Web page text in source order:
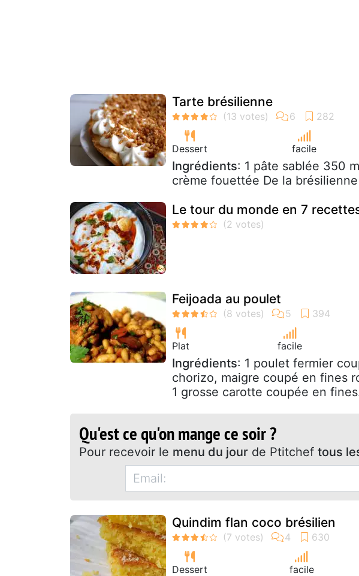
Tarte brésilienne
Dessert facile
Ingrédients: 1 pâte sablée 350
crème fouettée De la brésilienne
Le tour du monde en 7
Feijoada au poulet
Plat facile
Ingrédients: 1 poulet fermier
chorizo, maigre coupé en fines
1 grosse carotte coupée en
Qu'est ce qu'on mange ce soir ?
Pour recevoir le menu du jour de Ptitchef tous
Quindim flan coco brésilien
Dessert facile